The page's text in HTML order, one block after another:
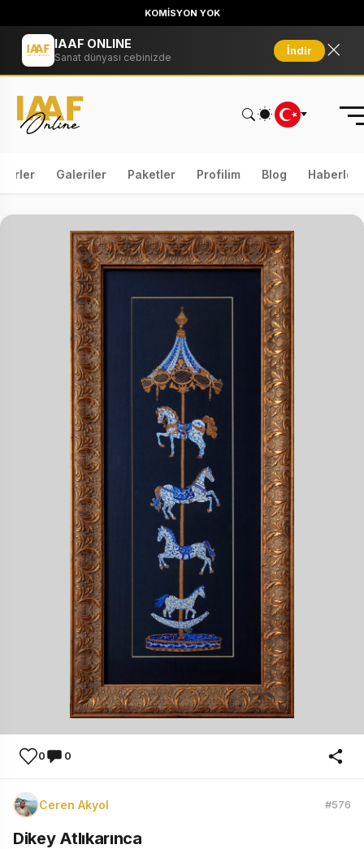
KOMİSYON YOK
IAAF ONLINE
Sanat dünyası cebinizde
İndir
Galeriler Paketler Profilim Blog Haberler
0 0
Ceren Akyol #576
Dikey Atlıkarınca